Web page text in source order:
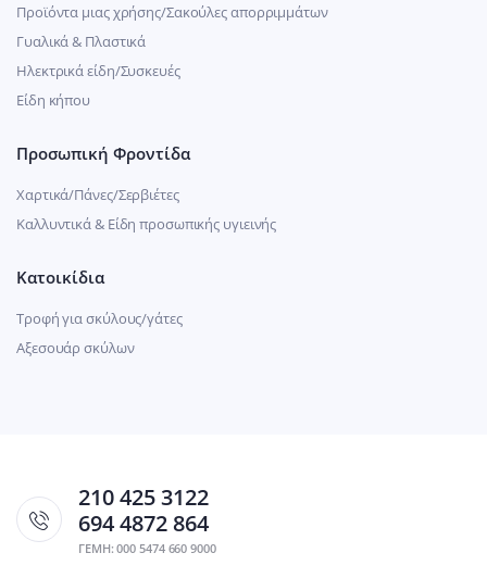
Προϊόντα μιας χρήσης/Σακούλες απορριμμάτων
Γυαλικά & Πλαστικά
Ηλεκτρικά είδη/Συσκευές
Είδη κήπου
Προσωπική Φροντίδα
Χαρτικά/Πάνες/Σερβιέτες
Καλλυντικά & Είδη προσωπικής υγιεινής
Κατοικίδια
Τροφή για σκύλους/γάτες
Αξεσουάρ σκύλων
210 425 3122
694 4872 864
ΓΕΜΗ: 000 5474 660 9000